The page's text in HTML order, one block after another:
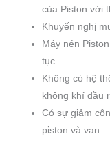
của Piston với
Khuyến nghị
Máy nén
tục.
Không có hệ
không khí đầu
Có sự giảm
piston và van.